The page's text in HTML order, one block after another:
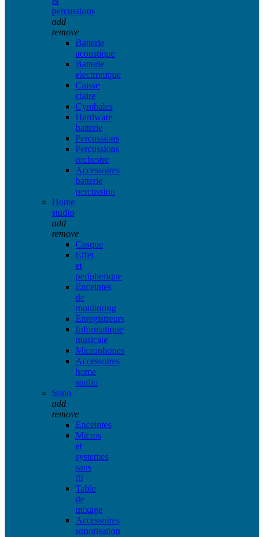
percussions
add
remove
Batterie
acoustique
Batterie
electronique
Caisse
claire
Cymbales
Hardware
batterie
Percussions
Percussions
orchestre
Accessoires
batterie
percussion
Home
studio
add
remove
Casque
Effet
et
peripherique
Enceintes
de
monitoring
Enregistreurs
Informatique
musicale
Microphones
Accessoires
home
studio
Sono
add
remove
Enceintes
Micros
et
systemes
sans
fil
Table
de
mixage
Accessoires
sonorisation